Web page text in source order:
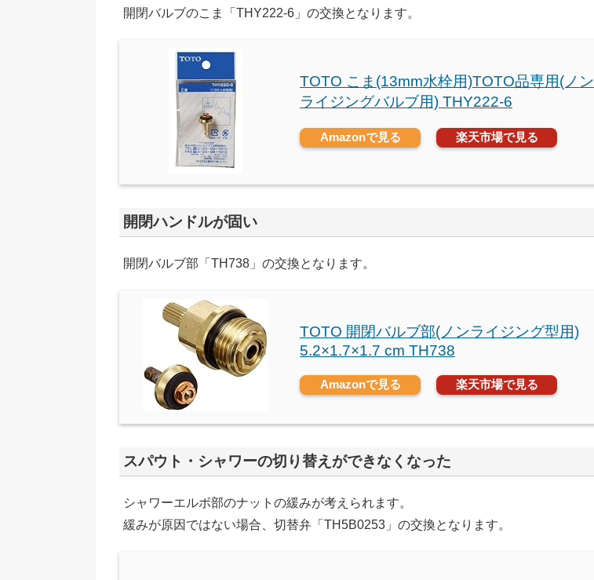
開閉バルブのこま「THY222-6」の交換となります。
TOTO こま(13mm水栓用)TOTO品専用(ノン
ライジングバルブ用) THY222-6
Amazonで見る 楽天市場で見る
開閉ハンドルが固い
開閉バルブ部「TH738」の交換となります。
TOTO 開閉バルブ部(ノンライジング型用)
5.2×1.7×1.7 cm TH738
Amazonで見る 楽天市場で見る
スパウト・シャワーの切り替えができなくなった
シャワーエルボ部のナットの緩みが考えられます。
緩みが原因ではない場合、切替弁「TH5B0253」の交換となります。